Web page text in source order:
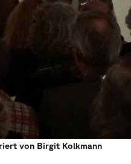
von Birgit Kolkmann